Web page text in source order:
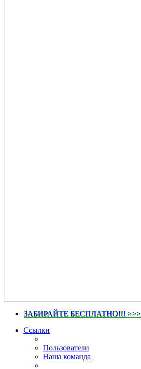
ЗАБИРАЙТЕ БЕСПЛАТНО!!! >>>
Ссылки
Пользователи
Наша команда